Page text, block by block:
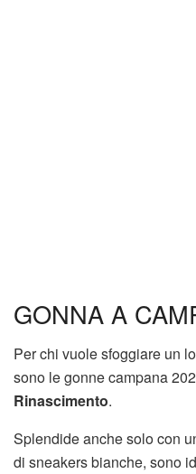
GONNA A
Per chi vuole sfoggiare un
sono le gonne campana
Rinascimento.
Splendide anche solo con
di sneakers bianche, sono